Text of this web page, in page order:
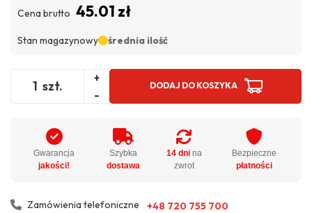
Cena brutto 45.01 zł
Stan magazynowy średnia ilość
szt.
+
-
DODAJ DO KOSZYKA
Gwarancja
jakości!
Szybka
dostawa
14 dnina
zwrot
Bezpieczne
płatności
Zamówienia telefoniczne +48 720 755 700